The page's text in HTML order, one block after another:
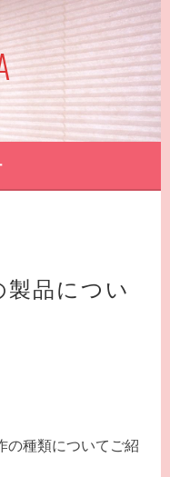
品につい
の種類についてご紹